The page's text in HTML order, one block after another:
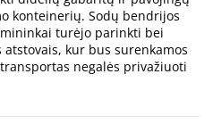
konteinerių. Sodų bendrijos
turėjo parinkti bei
kur bus surenkamos
negalės privažiuoti